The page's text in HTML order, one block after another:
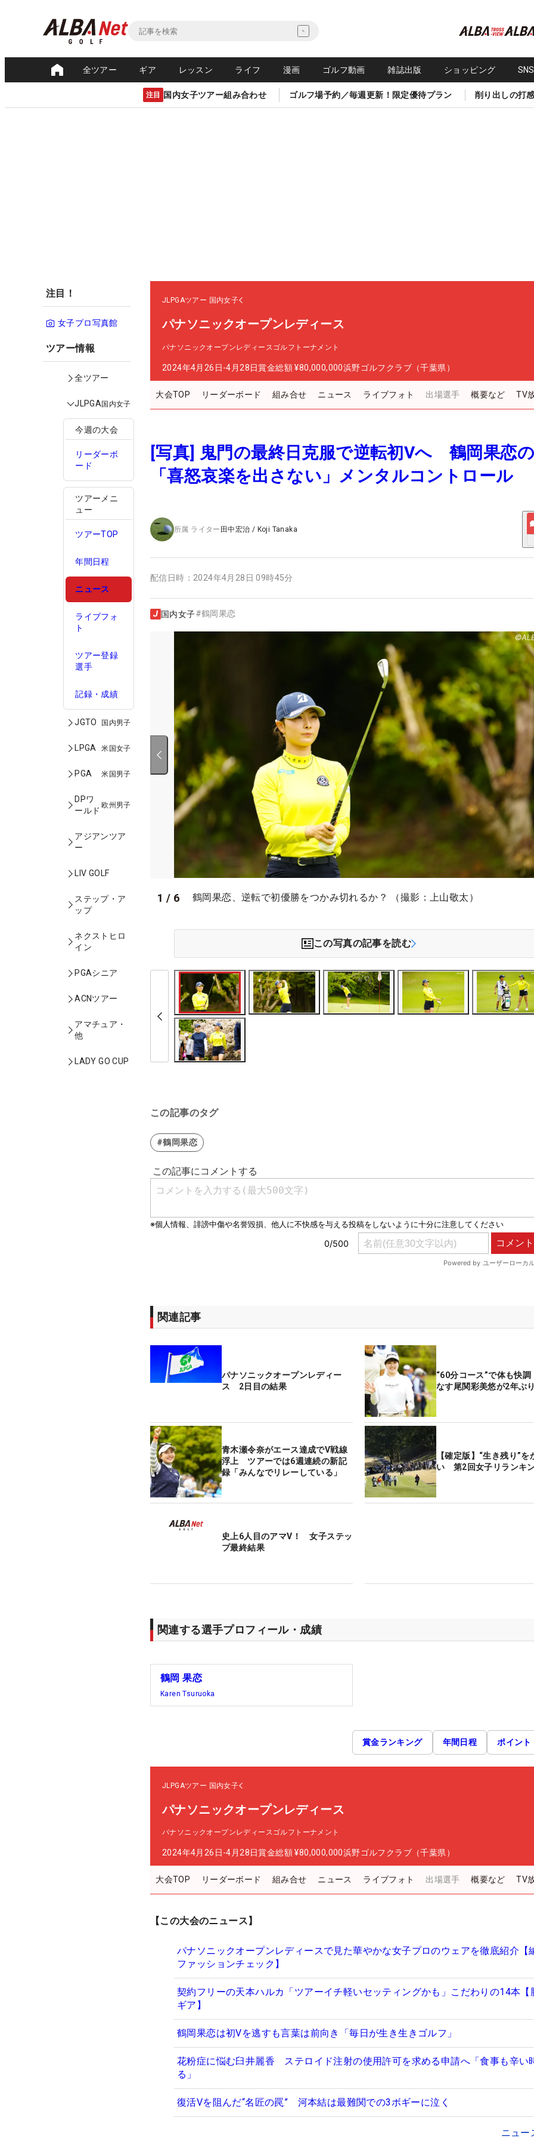
全ツアー ギア レッスン ライフ 漫画 ゴルフ動画 雑誌出版 ショッピング
注目 国内女子ツアー組み合わせ ゴルフ場予約／毎週更新！限定優待プラン 削り出しの打
注目！
女子プロ写真館
ツアー情報
全ツアー
JLPGA国内女子
今週の大会
リーダーボ
ード
ツアーメニ
ュー
ツアーTOP
年間日程
ニュース
ライブフォ
ト
ツアー登録
選手
記録・成績
JGTO 国内男子
LPGA 米国女子
PGA 米国男子
DPワ
ールド
欧州男子
アジアンツア
ー
LIV GOLF
ステップ・ア
ップ
ネクストヒロ
イン
PGAシニア
ACNツアー
アマチュア・
他
LADY GO CUP
JLPGAツアー 国内女子
パナソニックオープンレディース
パナソニックオープンレディースゴルフトーナメント
2024年4月26日-4月28日賞金総額 ¥80,000,000浜野ゴルフクラブ（千葉県）
大会TOP リーダーボード 組み合せ ニュース ライブフォト 出場選手 概要など TV
[写真] 鬼門の最終日克服で逆転初Vへ 鶴岡果恋の
「喜怒哀楽を出さない」メンタルコントロール
所属 ライター 田中宏治 / Koji Tanaka
配信日時： 2024年4月28日 09時45分
国内女子#鶴岡果恋
1 / 6 鶴岡果恋、逆転で初優勝をつかみ切れるか？ （撮影：上山敬太）
この写真の記事を読む
この記事のタグ
#鶴岡果恋
関連記事
パナソニックオープンレディー
ス 2日目の結果
“60分コース”で体も快
なす尾関彩美悠が2年ぶ
青木瀬令奈がエース達成でV戦線
浮上 ツアーでは6週連続の新記
録「みんなでリレーしている」
【確定版】“生き残り”を
い 第2回女子リランキ
史上6人目のアマV！ 女子ステッ
プ最終結果
関連する選手プロフィール・成績
鶴岡 果恋
Karen Tsuruoka
賞金ランキング 年間日程 ポイント
JLPGAツアー 国内女子
パナソニックオープンレディース
パナソニックオープンレディースゴルフトーナメント
2024年4月26日-4月28日賞金総額 ¥80,000,000浜野ゴルフクラブ（千葉県）
大会TOP リーダーボード 組み合せ ニュース ライブフォト 出場選手 概要など TV
【この大会のニュース】
パナソニックオープンレディースで見た華やかな女子プロのウェアを徹底紹介【
ファッションチェック】
契約フリーの天本ハルカ「ツアーイチ軽いセッティングかも」こだわりの14本【
ギア】
鶴岡果恋は初Vを逃すも言葉は前向き「毎日が生き生きゴルフ」
花粉症に悩む臼井麗香 ステロイド注射の使用許可を求める申請へ「食事も辛い
る」
復活Vを阻んだ“名匠の罠” 河本結は最難関での3ボギーに泣く
ニュー